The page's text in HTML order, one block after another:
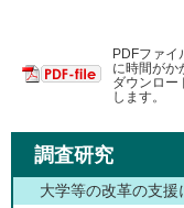
PDFファイ
に時間がか
ダウンロー
します。
調査研究
大学等の改革の支